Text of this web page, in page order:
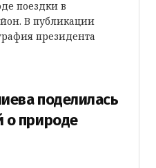
поездки в
В публикации
президента
поделилась
о природе